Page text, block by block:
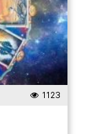
1123